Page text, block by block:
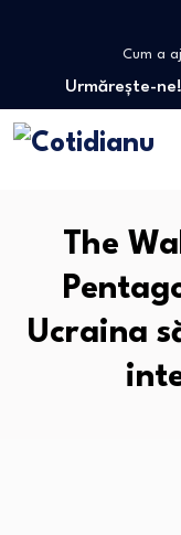
Nicușor Dan
Cum a
Stresul
Eugen
Italia și
Urmărește-ne!
The
Ucraina